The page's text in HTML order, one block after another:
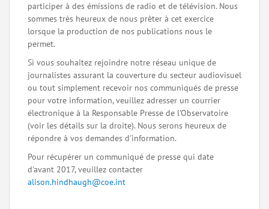
participer à des émissions de radio et de télévision. Nous
sommes très heureux de nous prêter à cet exercice
lorsque la production de nos publications nous le
permet.
Si vous souhaitez rejoindre notre réseau unique de
journalistes assurant la couverture du secteur audiovisuel
ou tout simplement recevoir nos communiqués de presse
pour votre information, veuillez adresser un courrier
électronique à la Responsable Presse de l'Observatoire
(voir les détails sur la droite). Nous serons heureux de
répondre à vos demandes d'information.
Pour récupérer un communiqué de presse qui date
d'avant 2017, veuillez contacter
alison.hindhaugh@coe.int